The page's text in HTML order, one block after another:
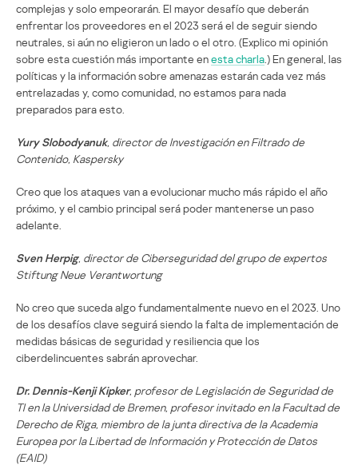
complejas y solo empeorarán. El mayor desafío que deberán
enfrentar los proveedores en el 2023 será el de seguir siendo
neutrales, si aún no eligieron un lado o el otro. (Explico mi opinión
sobre esta cuestión más importante enesta charla.) En general, las
políticas y la información sobre amenazas estarán cada vez más
entrelazadas y, como comunidad, no estamos para nada
preparados para esto.
Yury Slobodyanuk, director de Investigación en Filtrado de
Contenido, Kaspersky
Creo que los ataques van a evolucionar mucho más rápido el año
próximo, y el cambio principal será poder mantenerse un paso
adelante.
Sven Herpig, director de Ciberseguridad del grupo de expertos
Stiftung Neue Verantwortung
No creo que suceda algo fundamentalmente nuevo en el 2023. Uno
de los desafíos clave seguirá siendo la falta de implementación de
medidas básicas de seguridad y resiliencia que los
ciberdelincuentes sabrán aprovechar.
Dr. Dennis-Kenji Kipker, profesor de Legislación de Seguridad de
TI en la Universidad de Bremen, profesor invitado en la Facultad de
Derecho de Riga, miembro de la junta directiva de la Academia
Europea por la Libertad de Información y Protección de Datos
(EAID)